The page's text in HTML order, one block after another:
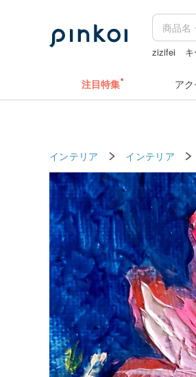
zizifei
注目特集 ア
インテリア インテリア